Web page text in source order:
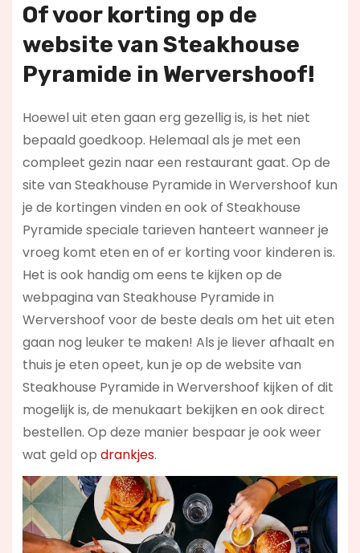
Of voor korting op de
website van Steakhouse
Pyramide in Wervershoof!
Hoewel uit eten gaan erg gezellig is, is het niet
bepaald goedkoop. Helemaal als je met een
compleet gezin naar een restaurant gaat. Op de
site van Steakhouse Pyramide in Wervershoof kun
je de kortingen vinden en ook of Steakhouse
Pyramide speciale tarieven hanteert wanneer je
vroeg komt eten en of er korting voor kinderen is.
Het is ook handig om eens te kijken op de
webpagina van Steakhouse Pyramide in
Wervershoof voor de beste deals om het uit eten
gaan nog leuker te maken! Als je liever afhaalt en
thuis je eten opeet, kun je op de website van
Steakhouse Pyramide in Wervershoof kijken of dit
mogelijk is, de menukaart bekijken en ook direct
bestellen. Op deze manier bespaar je ook weer
wat geld op drankjes.